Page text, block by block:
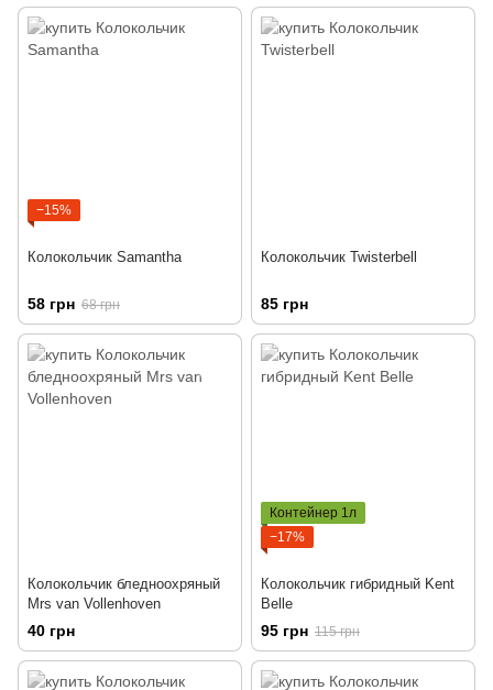
−15%
Колокольчик Samantha
58 грн 68 грн
Колокольчик Twisterbell
85 грн
Колокольчик бледноохряный
Mrs van Vollenhoven
40 грн
Контейнер 1л
−17%
Колокольчик гибридный Kent
Belle
95 грн 115 грн